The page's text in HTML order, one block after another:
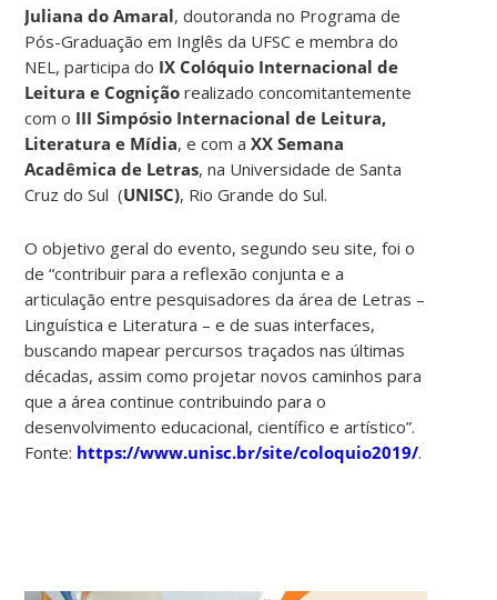
Juliana do Amaral, doutoranda no Programa de
Pós-Graduação em Inglês da UFSC e membra do
NEL, participa do IX Colóquio Internacional de
Leitura e Cognição realizado concomitantemente
com o III Simpósio Internacional de Leitura,
Literatura e Mídia, e com aXX Semana
Acadêmica de Letras, na Universidade de Santa
Cruz do Sul (UNISC), Rio Grande do Sul.
O objetivo geral do evento, segundo seu site, foi o
de “contribuir para a reflexão conjunta e a
articulação entre pesquisadores da área de Letras –
Linguística e Literatura – e de suas interfaces,
buscando mapear percursos traçados nas últimas
décadas, assim como projetar novos caminhos para
que a área continue contribuindo para o
desenvolvimento educacional, científico e artístico”.
Fonte: https://www.unisc.br/site/coloquio2019/.